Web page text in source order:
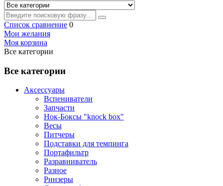
Список сравнение 0
Мои желания
Моя корзина
Все категории
Все категории
Аксессуары
Вспениватели
Запчасти
Нок-Боксы "knock box"
Весы
Питчеры
Подставки для темпинга
Портафильтр
Разравниватель
Разное
Ринзеры